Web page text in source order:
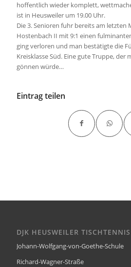
hoffentlich wieder komplett,
ist in Heusweiler um 19.00 Uhr.
Die 3. Senioren fuhr bereits am letzten
Hostenbach II mit 9:1 einen
ging verloren und man bestätigte die
Kreisklasse Süd. Eine gute Truppe, der
gönnen würde…
Eintrag teilen
DJK HEUSWEILER
Johann-Wolfgang-von-Goethe-Schule
Richard-Wagner-Straße